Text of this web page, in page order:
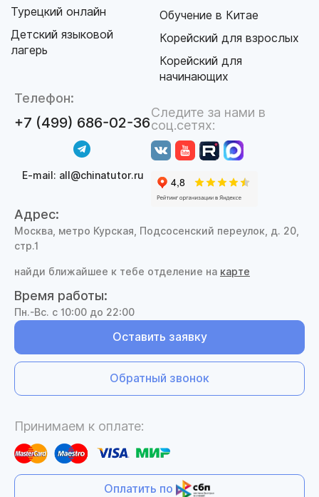
Обучение в Китае
Корейский для взрослых
Корейский для
начинающих
Турецкий онлайн
Детский языковой
лагерь
Телефон:
+7 (499) 686-02-36
E-mail: all@chinatutor.ru
Следите за нами в
соц.сетях:
Адрес:
Москва, метро Курская, Подсосенский переулок, д. 20,
стр.1
найди ближайшее к тебе отделение на карте
Время работы:
Пн.-Вс. с 10:00 до 22:00
Оставить заявку
Обратный звонок
Принимаем к оплате:
Оплатить по